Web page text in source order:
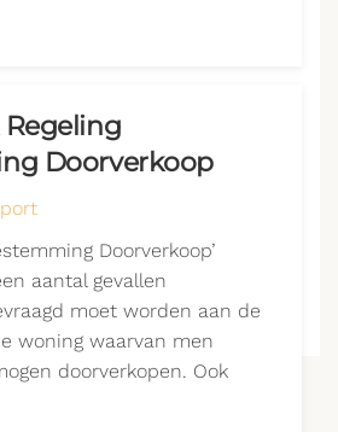
Doorverkoop
Doorverkoop’
aantal gevallen
moet worden aan de
woning waarvan men
doorverkopen. Ook